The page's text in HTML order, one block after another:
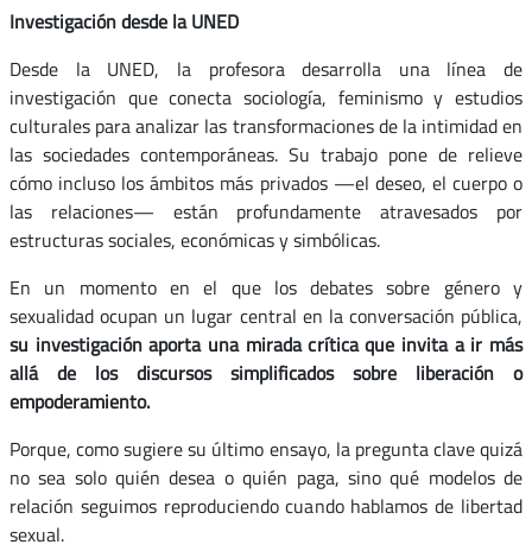
Investigación desde la UNED
Desde la UNED, la profesora desarrolla una línea de
investigación que conecta sociología, feminismo y estudios
culturales para analizar las transformaciones de la intimidad en
las sociedades contemporáneas. Su trabajo pone de relieve
cómo incluso los ámbitos más privados —el deseo, el cuerpo o
las relaciones— están profundamente atravesados por
estructuras sociales, económicas y simbólicas.
En un momento en el que los debates sobre género y
sexualidad ocupan un lugar central en la conversación pública,
su investigación aporta una mirada crítica que invita a ir más
allá de los discursos simplificados sobre liberación o
empoderamiento.
Porque, como sugiere su último ensayo, la pregunta clave quizá
no sea solo quién desea o quién paga, sino qué modelos de
relación seguimos reproduciendo cuando hablamos de libertad
sexual.